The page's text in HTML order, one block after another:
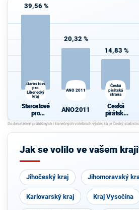
39,56 %
Starostové
pro
Liberecký
kraj
Starostové
pro
Liberecký
kraj
20,32 %
ANO 2011
ANO 2011
14,83 %
Česká
pirátská
strana
Česká
pirátská
strana
Jak se volilo ve vašem
Jihočeský kraj Jihomoravský
Karlovarský kraj Kraj Vysočina